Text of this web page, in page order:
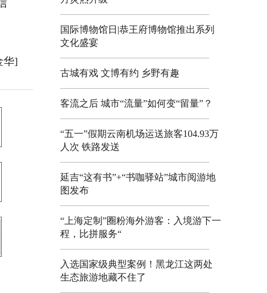
华]
国际博物馆日|恭王府博物馆推出系列
文化盛宴
古城有戏 文博有约 乡野有趣
客流之后 城市“流量”如何变“留量”？
“五一”假期云南机场运送旅客104.93万
人次 铁路发送
延吉“这有书”+“书咖驿站”城市阅游地
图发布
“上海定制”圈粉海外游客：入境游下一
程，比拼服务“
入选国家级典型案例！黑龙江这两处
生态旅游地藏不住了